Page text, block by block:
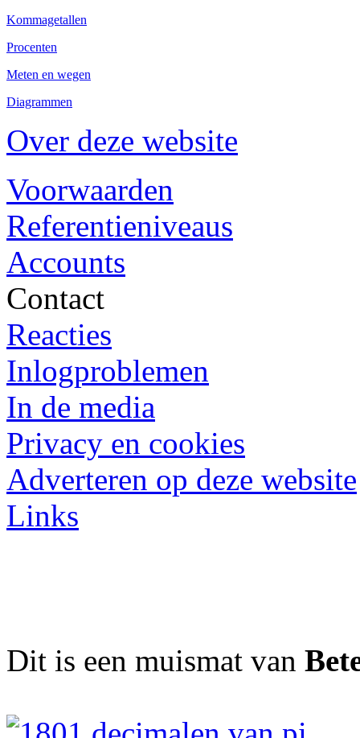
Kommagetallen
Procenten
Meten en wegen
Diagrammen
Over deze website
Voorwaarden
Referentieniveaus
Accounts
Contact
Reacties
Inlogproblemen
In de media
Privacy en cookies
Adverteren op deze website
Links
Dit is een muismat van